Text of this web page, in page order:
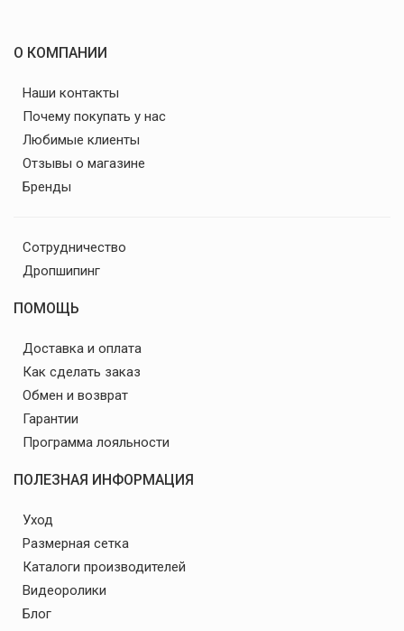
О КОМПАНИИ
Наши контакты
Почему покупать у нас
Любимые клиенты
Отзывы о магазине
Бренды
Сотрудничество
Дропшипинг
ПОМОЩЬ
Доставка и оплата
Как сделать заказ
Обмен и возврат
Гарантии
Программа лояльности
ПОЛЕЗНАЯ ИНФОРМАЦИЯ
Уход
Размерная сетка
Каталоги производителей
Видеоролики
Блог